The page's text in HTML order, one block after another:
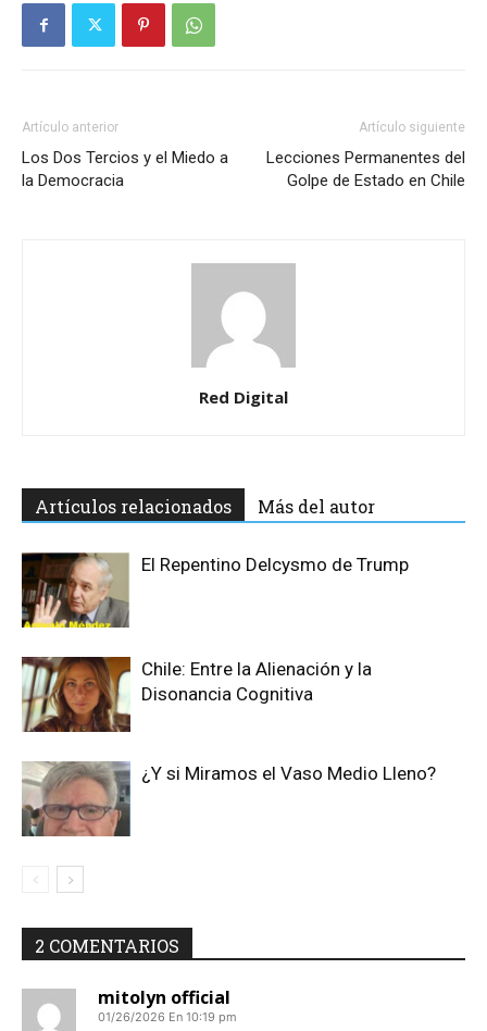
Artículo anterior
Los Dos Tercios y el Miedo a
la Democracia
Artículo siguiente
Lecciones Permanentes del
Golpe de Estado en Chile
Red Digital
Artículos relacionados Más del autor
El Repentino Delcysmo de Trump
Chile: Entre la Alienación y la
Disonancia Cognitiva
¿Y si Miramos el Vaso Medio Lleno?
2 COMENTARIOS
mitolyn official
01/26/2026 En 10:19 pm